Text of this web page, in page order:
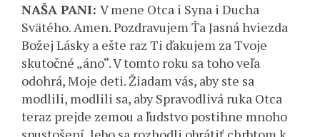
NAŠA PANI: V mene Otca i Syna i Ducha
Svätého. Amen. Pozdravujem Ťa Jasná hviezda
Božej Lásky a ešte raz Ti ďakujem za Tvoje
skutočné „áno“. V tomto roku sa toho veľa
odohrá, Moje deti. Žiadam vás, aby ste sa
modlili, modlili sa, aby Spravodlivá ruka Otca
teraz prejde zemou a ľudstvo postihne mnoho